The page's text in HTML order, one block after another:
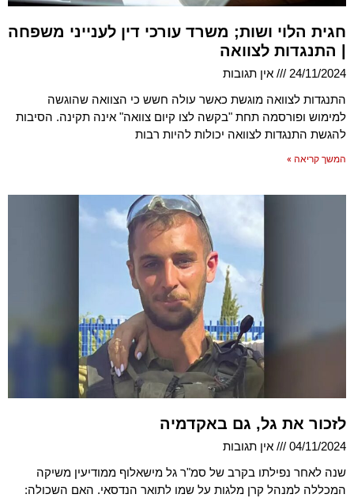
חגית הלוי ושות; משרד עורכי דין לענייני משפחה
| התנגדות לצוואה
24/11/2024
אין תגובות
התנגדות לצוואה מוגשת כאשר עולה חשש כי הצוואה שהוגשה
למימוש ופורסמה תחת "בקשה לצו קיום צוואה" אינה תקינה. הסיבות
להגשת התנגדות לצוואה יכולות להיות רבות
המשך קריאה »
לזכור את גל, גם באקדמיה
04/11/2024
אין תגובות
שנה לאחר נפילתו בקרב של סמ"ר גל מישאלוף ממודיעין משיקה
המכללה למנהל קרן מלגות על שמו לתואר הנדסאי. האם השכולה: